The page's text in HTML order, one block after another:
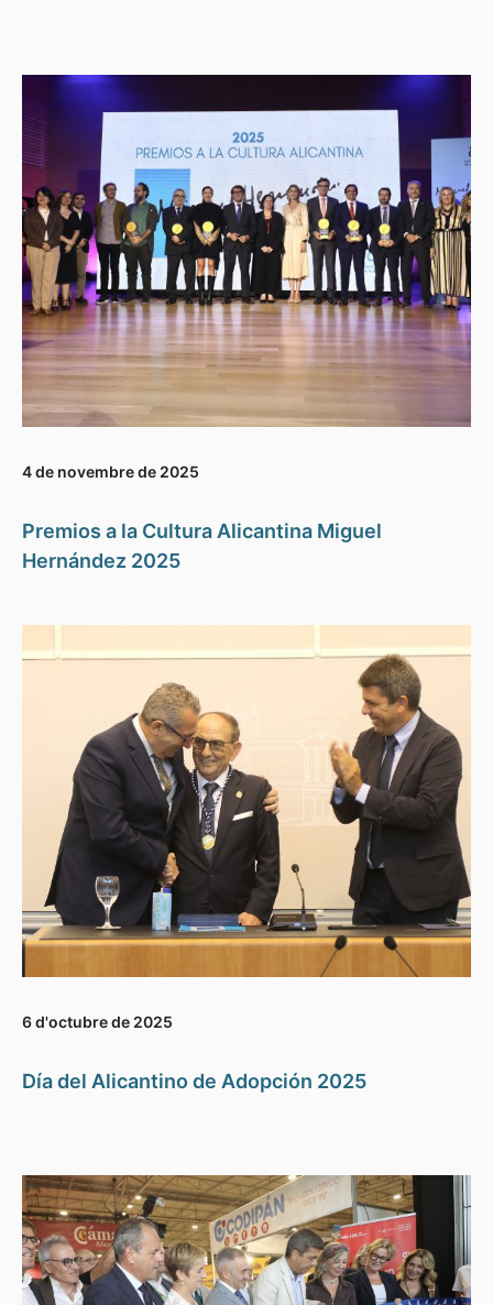
4 de novembre de 2025
Premios a la Cultura Alicantina Miguel
Hernández 2025
6 d'octubre de 2025
Día del Alicantino de Adopción 2025